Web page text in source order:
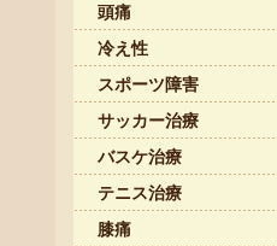
頭痛
冷え性
スポーツ障害
サッカー治療
バスケ治療
テニス治療
膝痛